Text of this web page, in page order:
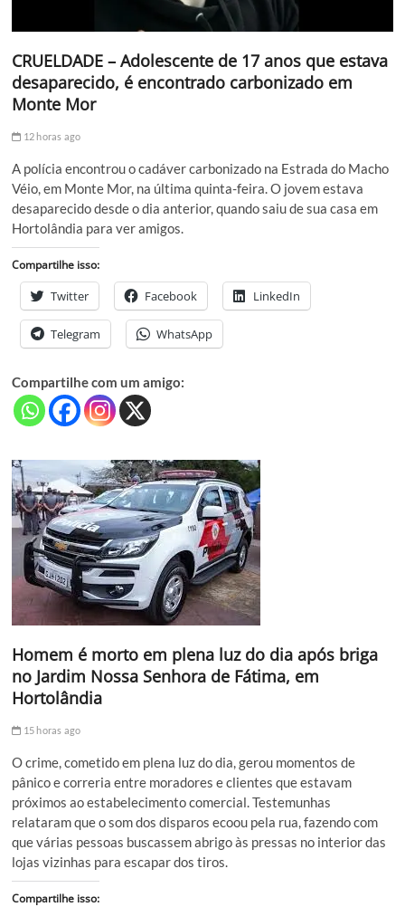
CRUELDADE – Adolescente de 17 anos que estava
desaparecido, é encontrado carbonizado em
Monte Mor
12 horas ago
A polícia encontrou o cadáver carbonizado na Estrada do Macho
Véio, em Monte Mor, na última quinta-feira. O jovem estava
desaparecido desde o dia anterior, quando saiu de sua casa em
Hortolândia para ver amigos.
Compartilhe isso:
Twitter Facebook LinkedIn
Telegram WhatsApp
Compartilhe com um amigo:
Homem é morto em plena luz do dia após briga
no Jardim Nossa Senhora de Fátima, em
Hortolândia
15 horas ago
O crime, cometido em plena luz do dia, gerou momentos de
pânico e correria entre moradores e clientes que estavam
próximos ao estabelecimento comercial. Testemunhas
relataram que o som dos disparos ecoou pela rua, fazendo com
que várias pessoas buscassem abrigo às pressas no interior das
lojas vizinhas para escapar dos tiros.
Compartilhe isso: